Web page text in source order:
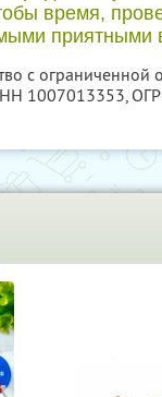
время,
приятными
с ограниченной
1007013353,